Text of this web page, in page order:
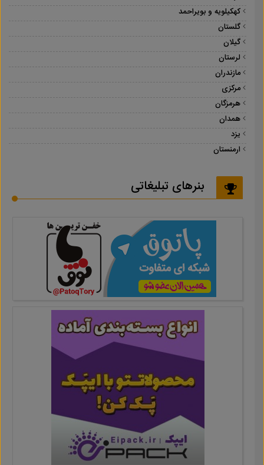
کهکیلویه و بویراحمد
گلستان
گیلان
لرستان
مازندران
مرکزی
هرمزگان
همدان
یزد
ارمنستان
بنرهای تبلیغاتی